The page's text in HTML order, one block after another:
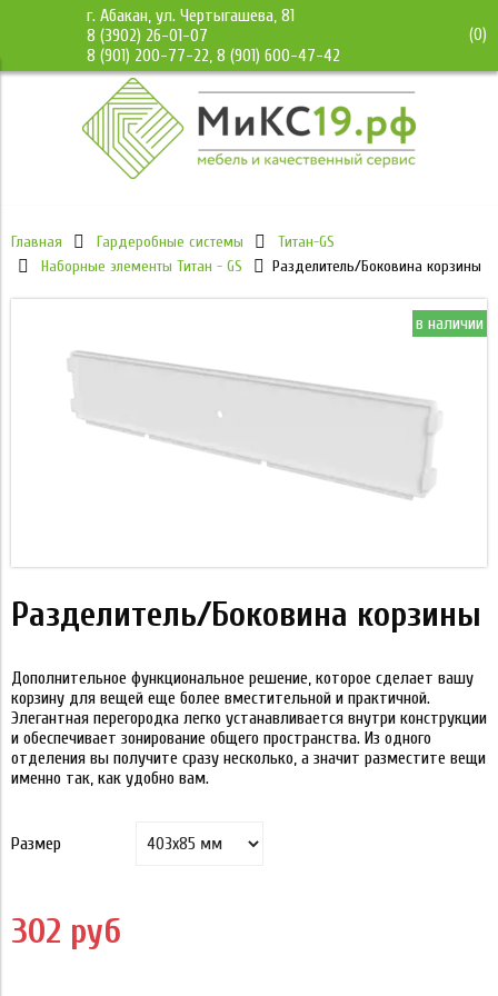
г. Абакан, ул. Чертыгашева, 81
8 (3902) 26-01-07
8 (901) 200-77-22, 8 (901) 600-47-42
(0)
Главная Гардеробные системы
Титан-GS
Наборные элементы Титан - GS
Разделитель/Боковина корзины
в наличии
Разделитель/Боковина корзины
Дополнительное функциональное решение, которое сделает вашу
корзину для вещей еще более вместительной и практичной.
Элегантная перегородка легко устанавливается внутри конструкции
и обеспечивает зонирование общего пространства. Из одного
отделения вы получите сразу несколько, а значит разместите вещи
именно так, как удобно вам.
Размер
302 руб